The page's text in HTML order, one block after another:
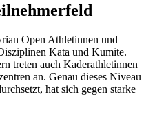
Open Athletinnen und
Kata und Kumite.
treten auch Kaderathletinnen
an. Genau dieses Niveau
hat sich gegen starke